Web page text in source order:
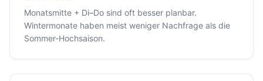
Monatsmitte + Di–Do sind oft besser planbar.
Wintermonate haben meist weniger Nachfrage als die
Sommer-Hochsaison.